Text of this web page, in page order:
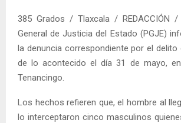
385 Grados / Tlaxcala / REDACCIÓN /
General de Justicia del Estado (PGJE)
la denuncia correspondiente por el delito
de lo acontecido el día 31 de mayo,
Tenancingo.
Los hechos refieren que, el hombre al
lo interceptaron cinco masculinos